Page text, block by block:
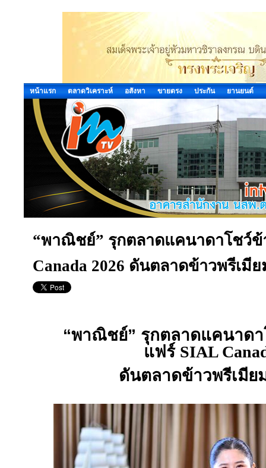
หน้าแรก ตลาดวิเคราะห์ อสังหา ขายตรง ประกัน ยานยนต์
“พาณิชย์” รุกตลาดแคนาดาโชว์ข้
Canada 2026 ดันตลาดข้าวพรีเมี
“พาณิชย์” รุกตลาดแคนาด
แฟร์ SIAL
ดันตลาดข้าวพรีเมีย